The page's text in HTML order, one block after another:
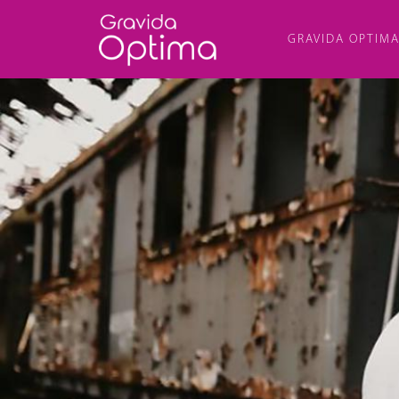
GRAVIDA OPTIMA